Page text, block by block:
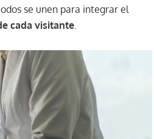
se unen para integrar el
cada visitante